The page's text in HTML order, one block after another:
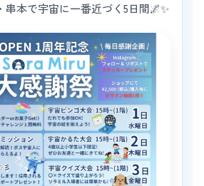
串本で宇宙に一番近づく5日間🌌✨